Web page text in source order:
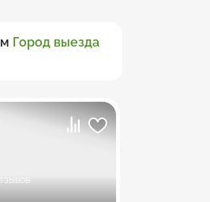
Город выезда